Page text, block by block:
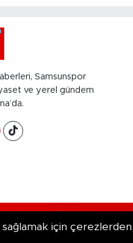
Samsunspor
ve yerel gündem
© 2026. Her hakkı saklıdır.
için